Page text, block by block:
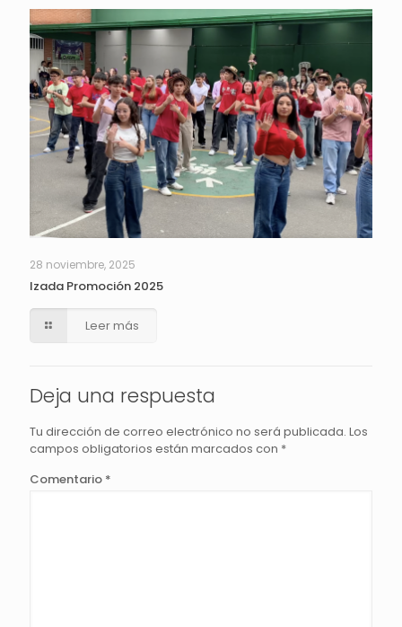
28 noviembre, 2025
Izada Promoción 2025
Leer más
Deja una respuesta
Tu dirección de correo electrónico no será publicada. Los
campos obligatorios están marcados con *
Comentario *